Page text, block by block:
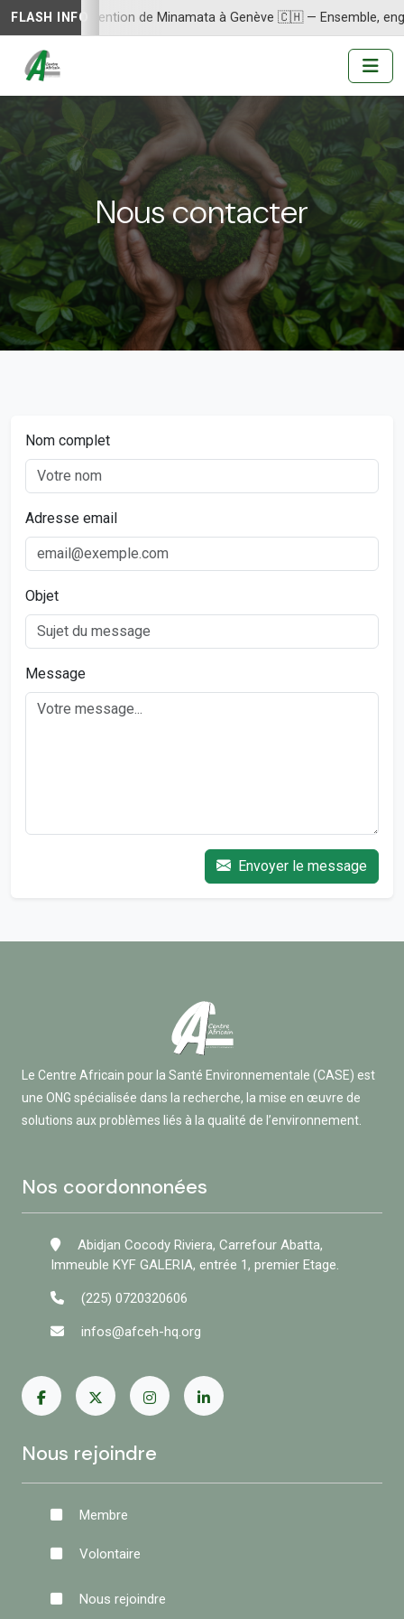
FLASH INFO
6 de la Convention de Minamata à Genève 🇨🇭 — Ensemble,
Nous contacter
Nom complet
Adresse email
Objet
Message
Envoyer le message
Le Centre Africain pour la Santé Environnementale (CASE) est
une ONG spécialisée dans la recherche, la mise en œuvre de
solutions aux problèmes liés à la qualité de l’environnement.
Nos coordonnonées
Abidjan Cocody Riviera, Carrefour Abatta,
Immeuble KYF GALERIA, entrée 1, premier Etage.
(225) 0720320606
infos@afceh-hq.org
Nous rejoindre
Membre
Volontaire
Nous rejoindre